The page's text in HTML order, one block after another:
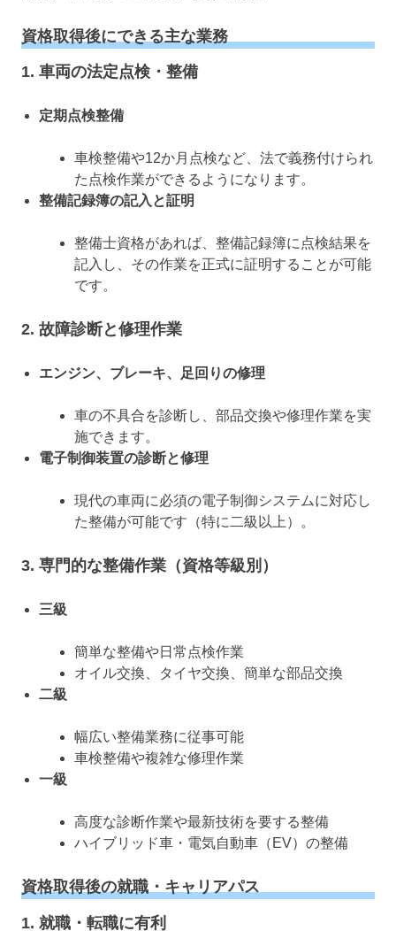
資格取得後にできる主な業務
1. 車両の法定点検・整備
定期点検整備
車検整備や12か月点検など、法で義務付けられ
た点検作業ができるようになります。
整備記録簿の記入と証明
整備士資格があれば、整備記録簿に点検結果を
記入し、その作業を正式に証明することが可能
です。
2. 故障診断と修理作業
エンジン、ブレーキ、足回りの修理
車の不具合を診断し、部品交換や修理作業を実
施できます。
電子制御装置の診断と修理
現代の車両に必須の電子制御システムに対応し
た整備が可能です（特に二級以上）。
3. 専門的な整備作業（資格等級別）
三級
簡単な整備や日常点検作業
オイル交換、タイヤ交換、簡単な部品交換
二級
幅広い整備業務に従事可能
車検整備や複雑な修理作業
一級
高度な診断作業や最新技術を要する整備
ハイブリッド車・電気自動車（EV）の整備
資格取得後の就職・キャリアパス
1. 就職・転職に有利